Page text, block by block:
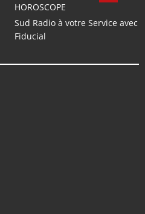
HOROSCOPE
Sud Radio à votre Service avec
Fiducial